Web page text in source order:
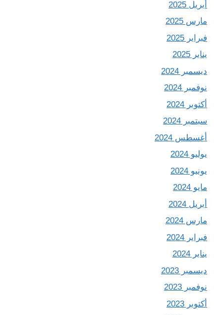
أبريل 2025
مارس 2025
فبراير 2025
يناير 2025
ديسمبر 2024
نوفمبر 2024
أكتوبر 2024
سبتمبر 2024
أغسطس 2024
يوليو 2024
يونيو 2024
مايو 2024
أبريل 2024
مارس 2024
فبراير 2024
يناير 2024
ديسمبر 2023
نوفمبر 2023
أكتوبر 2023